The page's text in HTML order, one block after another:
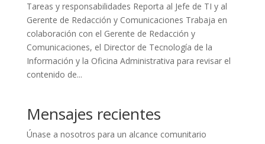
Tareas y responsabilidades Reporta al Jefe de TI y al
Gerente de Redacción y Comunicaciones Trabaja en
colaboración con el Gerente de Redacción y
Comunicaciones, el Director de Tecnología de la
Información y la Oficina Administrativa para revisar el
contenido de...
Mensajes recientes
Únase a nosotros para un alcance comunitario